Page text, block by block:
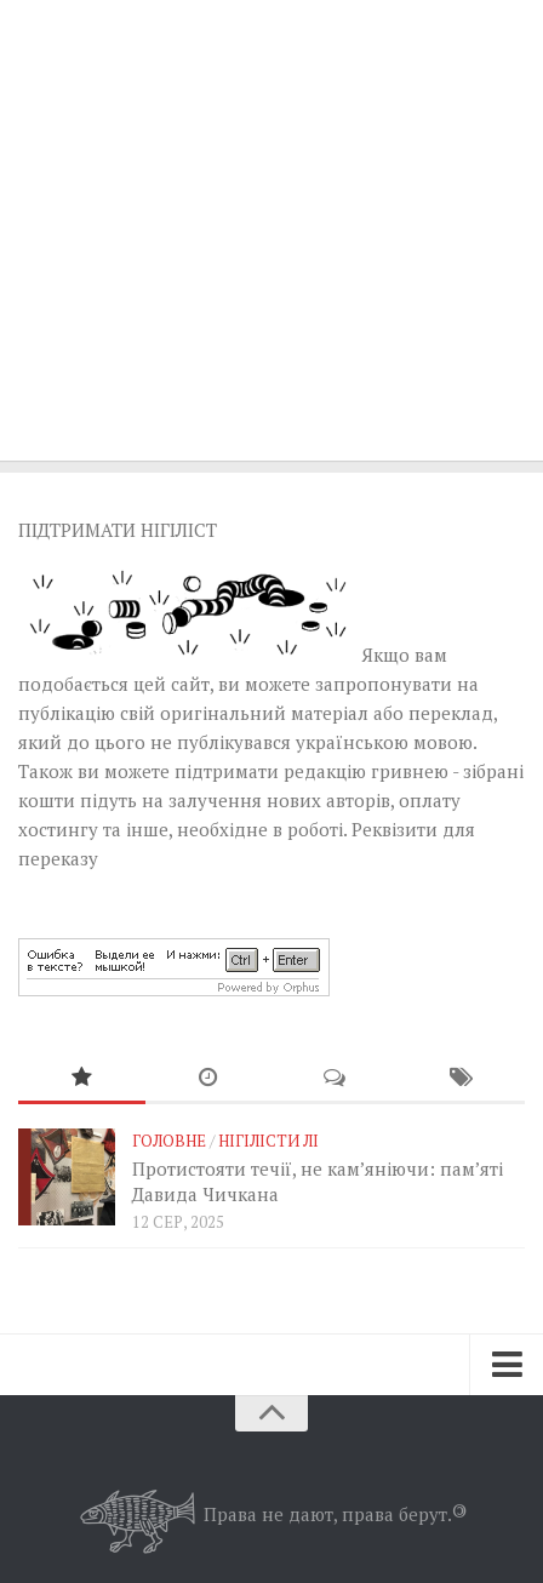
ПІДТРИМАТИ НІГІЛІСТ
Якщо вам
подобається цей сайт, ви можете запропонувати на
публікацію свій оригінальний матеріал або переклад,
який до цього не публікувався українською мовою.
Також ви можете підтримати редакцію гривнею - зібрані
кошти підуть на залучення нових авторів, оплату
хостингу та інше, необхідне в роботі. Реквізити для
переказу
ГОЛОВНЕ /НІГІЛІСТИ ЛІ
Протистояти течії, не кам’яніючи: пам’яті
Давида Чичкана
12 СЕР, 2025
Позиція
Права не дают, права берут.©